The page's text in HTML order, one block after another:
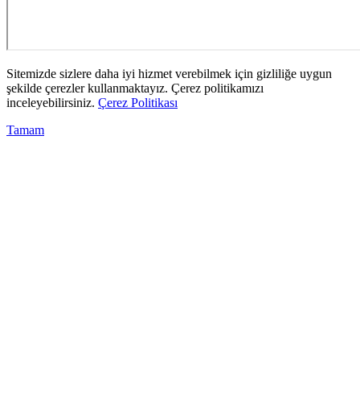
Sitemizde sizlere daha iyi hizmet verebilmek için gizliliğe uygun
şekilde çerezler kullanmaktayız. Çerez politikamızı
inceleyebilirsiniz. Çerez Politikası
Tamam